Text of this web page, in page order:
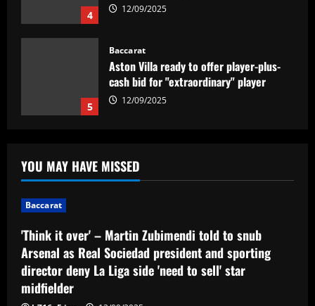
4 12/09/2025
5
Baccarat
Aston Villa ready to offer player-plus-
cash bid for "extraordinary" player
12/09/2025
to snub Arsenal as Real Sociedad
president and sporting director deny La
Querétaro F.C. begin sale process to
U.S. investment group led by Marc
Spiegel
YOU MAY HAVE MISSED
Baccarat
'Think it over' – Martin Zubimendi told to snub
Arsenal as Real Sociedad president and sporting
director deny La Liga side 'need to sell' star
midfielder